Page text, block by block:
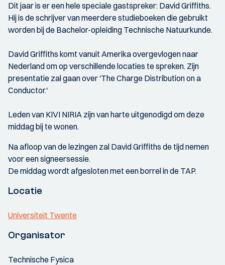
Dit jaar is er een hele speciale gastspreker: David Griffiths.
Hij is de schrijver van meerdere studieboeken die gebruikt
worden bij de Bachelor-opleiding Technische Natuurkunde.
David Griffiths komt vanuit Amerika overgevlogen naar
Nederland om op verschillende locaties te spreken. Zijn
presentatie zal gaan over 'The Charge Distribution on a
Conductor.'
Leden van KIVI NIRIA zijn van harte uitgenodigd om deze
middag bij te wonen.
Na afloop van de lezingen zal David Griffiths de tijd nemen
voor een signeersessie.
De middag wordt afgesloten met een borrel in de TAP.
Locatie
Universiteit Twente
Organisator
Technische Fysica